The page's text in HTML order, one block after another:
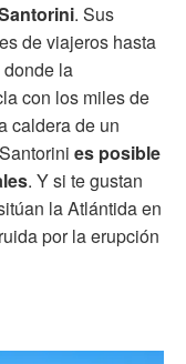
. Sus
de viajeros hasta
la
con los miles de
caldera de un
es posible
. Y si te gustan
la Atlántida en
por la erupción